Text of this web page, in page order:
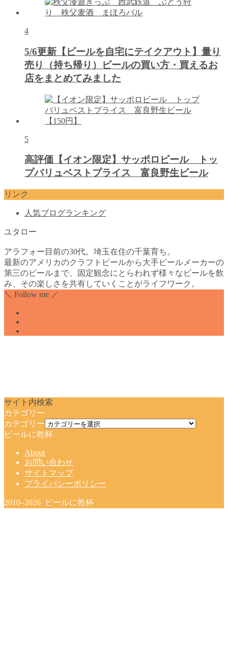
4
5/6更新【ビールを自宅にテイクアウト】量り
売り（持ち帰り）ビールの買い方・買えるお
店をまとめてみました
5
高評価【イオン限定】サッポロビール トッ
プバリュベストプライス 富良野生ビール
リンク
人気ブログランキング
ユタロー
アラフォー目前の30代。埼玉在住の千葉育ち。
最新のアメリカのクラフトビールから大手ビールメーカーの
第三のビールまで、固定観念にとらわれず様々なビールを飲
み、その楽しさを共有していくことがライフワーク。
＼ Follow me ／
サイト内検索
カテゴリー
カテゴリー
ビールに乾杯
About
お問い合わせ
サイトマップ
プライバシーポリシー
2010–2026 ビールに乾杯